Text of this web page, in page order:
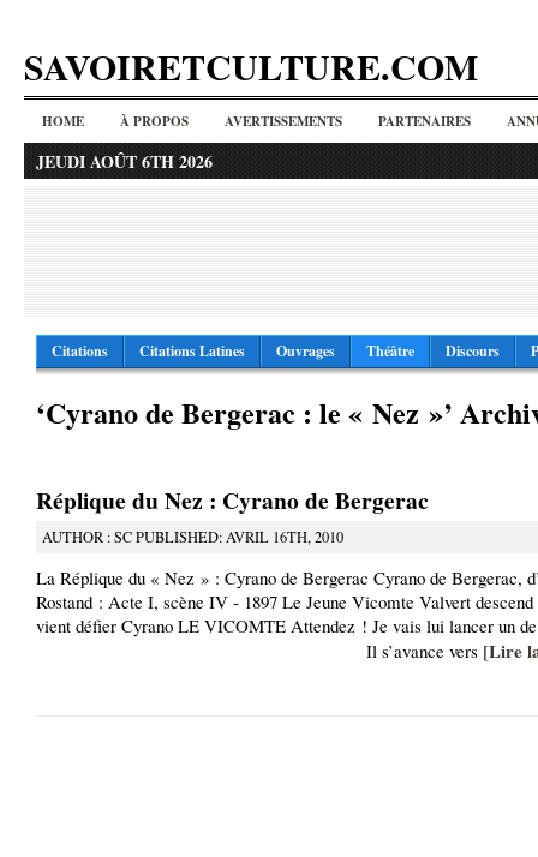
SAVOIRETCULTURE.COM
HOME À PROPOS AVERTISSEMENTS PARTENAIRES
JEUDI AOÛT 6TH 2026
Citations Citations Latines Ouvrages Théâtre Discours
‘Cyrano de Bergerac : le « Nez »’
Réplique du Nez : Cyrano de Bergerac
AUTHOR : SC PUBLISHED: AVRIL 16TH, 2010
La Réplique du « Nez » : Cyrano de Bergerac Cyrano de Bergerac,
Rostand : Acte I, scène IV - 1897 Le Jeune Vicomte Valvert
vient défier Cyrano LE VICOMTE Attendez ! Je vais lui lancer un
Il s’avance vers [Lire